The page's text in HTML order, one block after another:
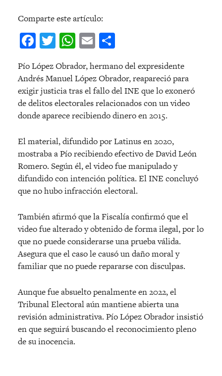
Comparte este artículo:
Facebook
Twitter
WhatsApp
Email
Pío López Obrador, hermano del expresidente
Andrés Manuel López Obrador, reapareció para
exigir justicia tras el fallo del INE que lo exoneró
de delitos electorales relacionados con un video
donde aparece recibiendo dinero en 2015.
El material, difundido por Latinus en 2020,
mostraba a Pío recibiendo efectivo de David León
Romero. Según él, el video fue manipulado y
difundido con intención política. El INE concluyó
que no hubo infracción electoral.
También afirmó que la Fiscalía confirmó que el
video fue alterado y obtenido de forma ilegal, por lo
que no puede considerarse una prueba válida.
Asegura que el caso le causó un daño moral y
familiar que no puede repararse con disculpas.
Aunque fue absuelto penalmente en 2022, el
Tribunal Electoral aún mantiene abierta una
revisión administrativa. Pío López Obrador insistió
en que seguirá buscando el reconocimiento pleno
de su inocencia.